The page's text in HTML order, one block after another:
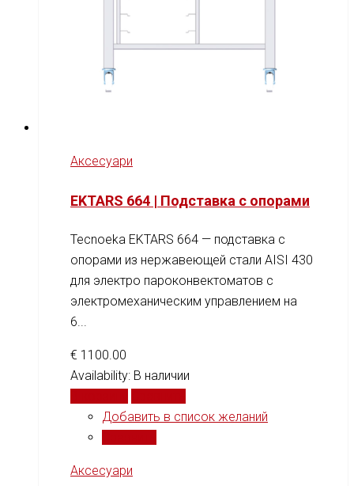
Аксесуари
EKTARS 664 | Подставка с опорами
Tecnoeka EKTARS 664 — подставка с
опорами из нержавеющей стали AISI 430
для электро пароконвектоматов с
электромеханическим управлением на
6...
€ 1100.00
Availability: В наличии
Добавить в список желаний
Аксесуари